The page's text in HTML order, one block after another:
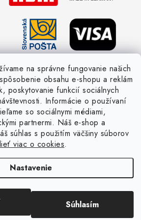
na správne fungovanie našich
obsahu e-shopu a reklám
poskytovanie funkcií sociálnych
Informácie o používaní
so sociálnymi médiami,
partnermi. Náš e-shop a
súhlas s použitím väčšiny súborov
viac o cookies.
Nastavenie
Súhlasím
Vytvoril Shoptet
. Všetky práva vyhradené.
cookies